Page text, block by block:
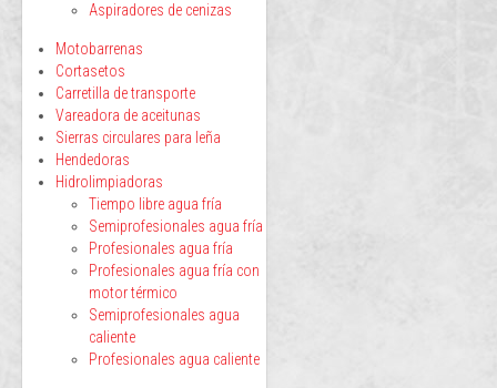
Aspiradores de cenizas
Motobarrenas
Cortasetos
Carretilla de transporte
Vareadora de aceitunas
Sierras circulares para leña
Hendedoras
Hidrolimpiadoras
Tiempo libre agua fría
Semiprofesionales agua fría
Profesionales agua fría
Profesionales agua fría con
motor térmico
Semiprofesionales agua
caliente
Profesionales agua caliente